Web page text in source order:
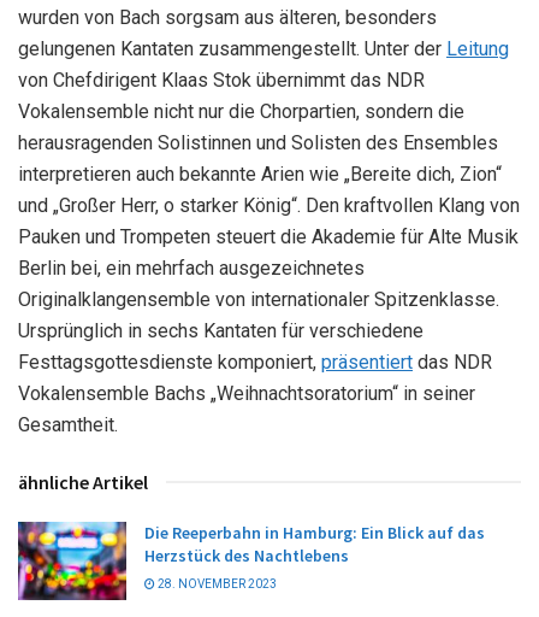
wurden von Bach sorgsam aus älteren, besonders
gelungenen Kantaten zusammengestellt. Unter der Leitung
von Chefdirigent Klaas Stok übernimmt das NDR
Vokalensemble nicht nur die Chorpartien, sondern die
herausragenden Solistinnen und Solisten des Ensembles
interpretieren auch bekannte Arien wie „Bereite dich, Zion“
und „Großer Herr, o starker König“. Den kraftvollen Klang von
Pauken und Trompeten steuert die Akademie für Alte Musik
Berlin bei, ein mehrfach ausgezeichnetes
Originalklangensemble von internationaler Spitzenklasse.
Ursprünglich in sechs Kantaten für verschiedene
Festtagsgottesdienste komponiert, präsentiert das NDR
Vokalensemble Bachs „Weihnachtsoratorium“ in seiner
Gesamtheit.
ähnliche Artikel
Die Reeperbahn in Hamburg: Ein Blick auf das
Herzstück des Nachtlebens
28. NOVEMBER 2023